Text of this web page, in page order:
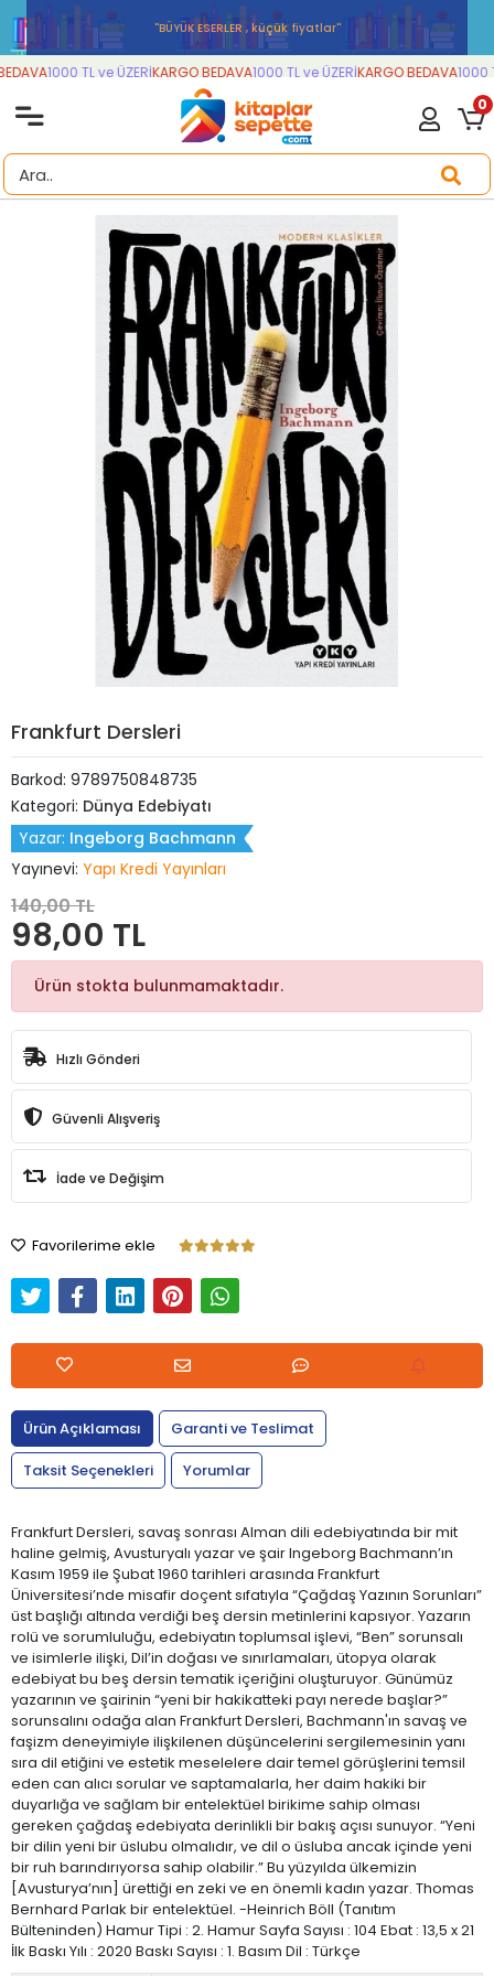
''BÜYÜK ESERLER , küçük fiyatlar''
1000 TL ve ÜZERİKARGO BEDAVA1000 TL ve ÜZERİKARGO BEDAVA1000
0
Frankfurt Dersleri
Barkod: 9789750848735
Kategori: Dünya Edebiyatı
Yazar: Ingeborg Bachmann
Yayınevi: Yapı Kredi Yayınları
140,00 TL
98,00 TL
Ürün stokta bulunmamaktadır.
Hızlı Gönderi
Güvenli Alışveriş
İade ve Değişim
Favorilerime ekle
Ürün Açıklaması
Garanti ve Teslimat
Taksit Seçenekleri
Yorumlar
Frankfurt Dersleri, savaş sonrası Alman dili edebiyatında bir mit
haline gelmiş, Avusturyalı yazar ve şair Ingeborg Bachmann’ın
Kasım 1959 ile Şubat 1960 tarihleri arasında Frankfurt
Üniversitesi’nde misafir doçent sıfatıyla “Çağdaş Yazının Sorunları”
üst başlığı altında verdiği beş dersin metinlerini kapsıyor. Yazarın
rolü ve sorumluluğu, edebiyatın toplumsal işlevi, “Ben” sorunsalı
ve isimlerle ilişki, Dil’in doğası ve sınırlamaları, ütopya olarak
edebiyat bu beş dersin tematik içeriğini oluşturuyor. Günümüz
yazarının ve şairinin “yeni bir hakikatteki payı nerede başlar?”
sorunsalını odağa alan Frankfurt Dersleri, Bachmann'ın savaş ve
faşizm deneyimiyle ilişkilenen düşüncelerini sergilemesinin yanı
sıra dil etiğini ve estetik meselelere dair temel görüşlerini temsil
eden can alıcı sorular ve saptamalarla, her daim hakiki bir
duyarlığa ve sağlam bir entelektüel birikime sahip olması
gereken çağdaş edebiyata derinlikli bir bakış açısı sunuyor. “Yeni
bir dilin yeni bir üslubu olmalıdır, ve dil o üsluba ancak içinde yeni
bir ruh barındırıyorsa sahip olabilir.” Bu yüzyılda ülkemizin
[Avusturya’nın] ürettiği en zeki ve en önemli kadın yazar. Thomas
Bernhard Parlak bir entelektüel. -Heinrich Böll (Tanıtım
Bülteninden) Hamur Tipi : 2. Hamur Sayfa Sayısı : 104 Ebat : 13,5 x 21
İlk Baskı Yılı : 2020 Baskı Sayısı : 1. Basım Dil : Türkçe